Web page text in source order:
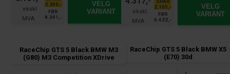
2.240,-
FØR
8.341,-
VELG
VARIANT
SPAR
2.105,-
FØR
6.422,-
VELG
VARIANT
RaceChip GTS 5 Black BMW M3
(G80) M3 Competition XDrive
RaceChip GTS 5 Black BMW X5
(E70) 30d